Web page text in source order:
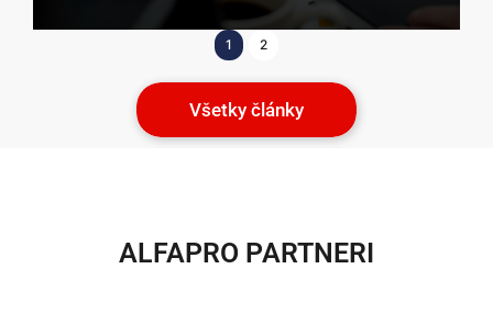
1 2
Všetky články
ALFAPRO PARTNERI​